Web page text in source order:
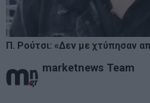
Π. Ρούτσι: «Δεν με χτύπησαν
marketnews Team